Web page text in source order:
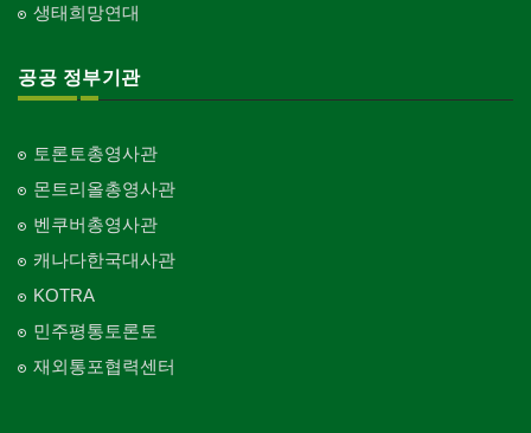
생태희망연대
공공 정부기관
토론토총영사관
몬트리올총영사관
벤쿠버총영사관
캐나다한국대사관
KOTRA
민주평통토론토
재외통포협력센터